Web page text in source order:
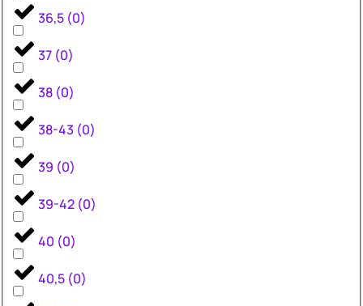
36,5 (0)
37 (0)
38 (0)
38-43 (0)
39 (0)
39-42 (0)
40 (0)
40,5 (0)